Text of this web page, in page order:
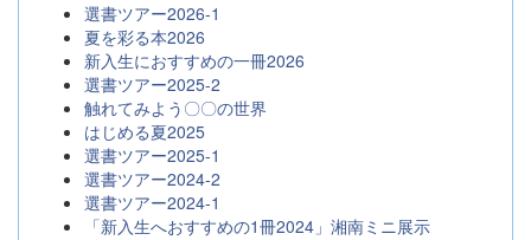
選書ツアー2026-1
夏を彩る本2026
新入生におすすめの一冊2026
選書ツアー2025-2
触れてみよう〇〇の世界
はじめる夏2025
選書ツアー2025-1
選書ツアー2024-2
選書ツアー2024-1
「新入生へおすすめの1冊2024」湘南ミニ展示